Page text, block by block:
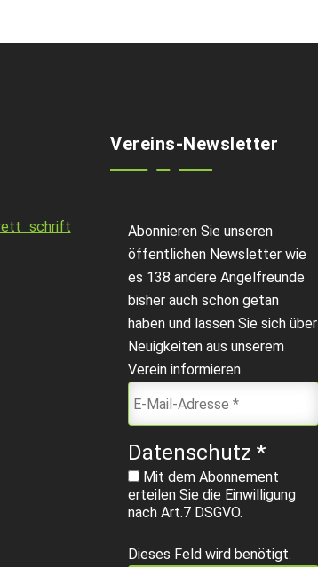
Vereins-Newsletter
Abonnieren Sie unseren
öffentlichen Newsletter wie
es 138 andere Angelfreunde
bisher auch schon getan
haben und lassen Sie sich über
Neuigkeiten aus unserem
Verein informieren.
Datenschutz *
Mit dem Abonnement
erteilen Sie die Einwilligung
nach Art.7 DSGVO.
Dieses Feld wird benötigt.